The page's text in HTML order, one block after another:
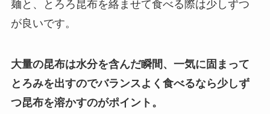
麺と、とろろ昆布を絡ませて食べる際は少しずつ
が良いです。
大量の昆布は水分を含んだ瞬間、一気に固まって
とろみを出すのでバランスよく食べるなら少しず
つ昆布を溶かすのがポイント。